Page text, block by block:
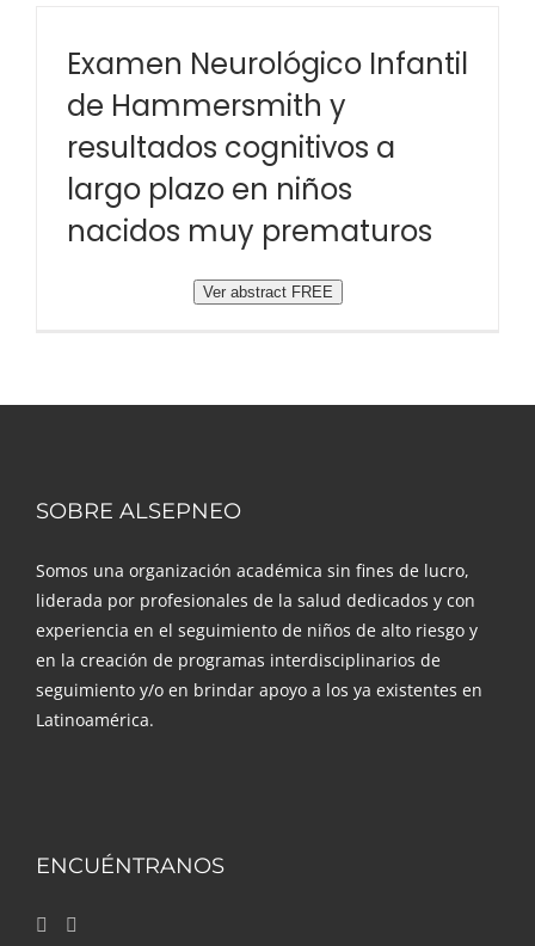
Examen Neurológico Infantil
de Hammersmith y
resultados cognitivos a
largo plazo en niños
nacidos muy prematuros
Ver abstract FREE
SOBRE ALSEPNEO
Somos una organización académica sin fines de lucro,
liderada por profesionales de la salud dedicados y con
experiencia en el seguimiento de niños de alto riesgo y
en la creación de programas interdisciplinarios de
seguimiento y/o en brindar apoyo a los ya existentes en
Latinoamérica.
ENCUÉNTRANOS